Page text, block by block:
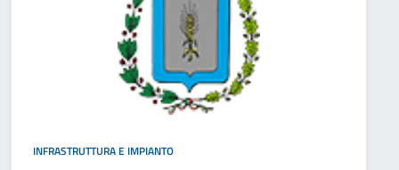
INFRASTRUTTURA E IMPIANTO